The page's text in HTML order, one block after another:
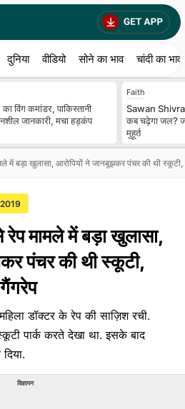
दुनिया वीडियो सोने का भाव चांदी का भाव
विंग कमांडर, पाकिस्तानी
जानकारी, मचा हड़कंप
Faith
Sawan
कब चढ़ेगा जल?
मुहूर्त
में बड़ा खुलासा, आरोपियों ने जानबूझकर पंचर की थी
रेप मामले में बड़ा खुलासा,
पंचर की थी स्कूटी,
डॉक्टर के रेप की साज़िश रची.
पार्क करते देखा था. इसके बाद
विज्ञापन